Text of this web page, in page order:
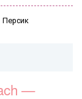
Персик
—